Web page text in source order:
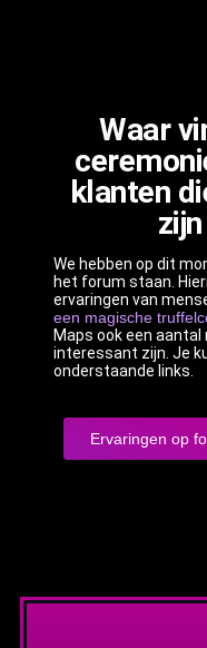
Waar
klanten
We hebben op dit
het forum staan.
ervaringen van
een magische
Maps ook een
interessant zijn. Je
onderstaande links.
Ervaringen op